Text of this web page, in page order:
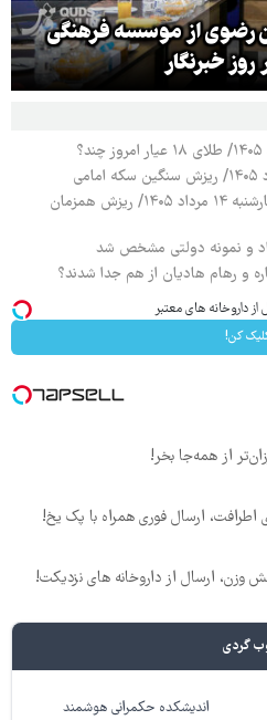
رضوی از موسسه فرهنگی
خبرنگار
قیمت محصولات ایران خودرو چهارشنبه ۱۴ مرداد ۱۴۰۵/ ریزش همزمان
و نمونه دولتی مشخص شد
و رهام هادیان از هم جدا شدند؟
داروخانه های معتبر
کن!
اطرافت، ارسال فوری همراه با پک یخ!
وزن، ارسال از داروخانه های نزدیکت!
گردی
اندیشکده حکمرانی هوشمند